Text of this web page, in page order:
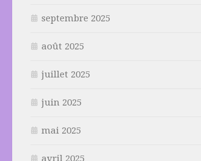
septembre 2025
août 2025
juillet 2025
juin 2025
mai 2025
avril 2025